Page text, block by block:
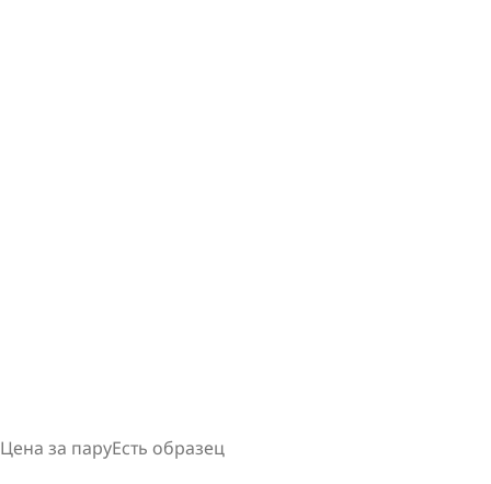
Цена за паруЕсть образец